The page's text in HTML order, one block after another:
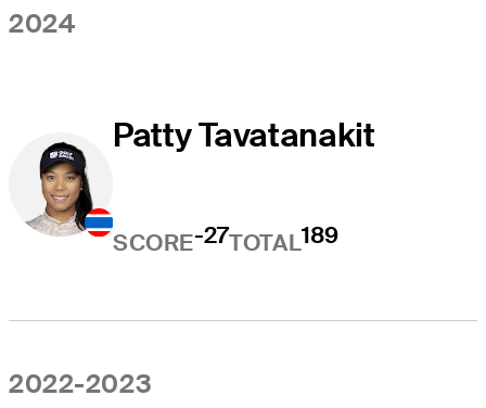
2024
Patty Tavatanakit
SCORE-27TOTAL189
2022-2023